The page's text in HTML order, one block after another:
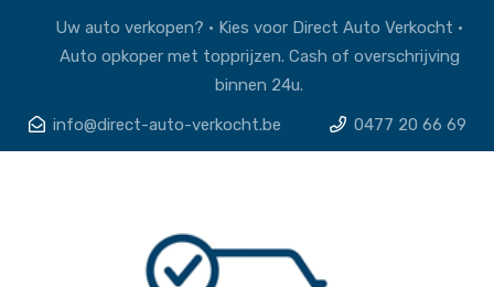
Uw auto verkopen? • Kies voor Direct Auto Verkocht •
Auto opkoper met topprijzen. Cash of overschrijving
binnen 24u.
info@direct-auto-verkocht.be
0477 20 66 69